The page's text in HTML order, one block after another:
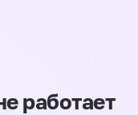
работает